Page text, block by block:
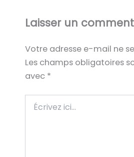
Laisser un
Votre adresse e-mail ne
Les champs obligatoires
avec *
ici…